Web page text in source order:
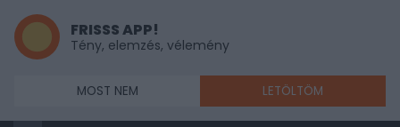
FRISSS APP!
Tény, elemzés, vélemény
MOST NEM LETÖLTÖM